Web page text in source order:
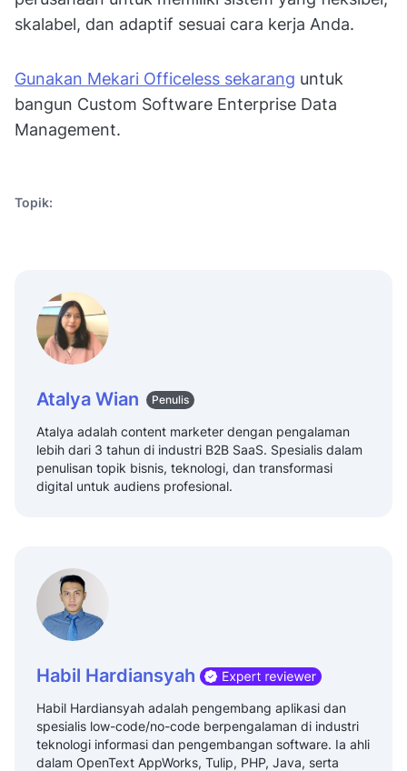
skalabel, dan adaptif sesuai cara kerja Anda.
Gunakan Mekari Officeless sekarang untuk
bangun Custom Software Enterprise Data
Management.
Topik:
Atalya Wian Penulis
Atalya adalah content marketer dengan pengalaman
lebih dari 3 tahun di industri B2B SaaS. Spesialis dalam
penulisan topik bisnis, teknologi, dan transformasi
digital untuk audiens profesional.
Habil Hardiansyah
Habil Hardiansyah adalah pengembang aplikasi dan
spesialis low-code/no-code berpengalaman di industri
teknologi informasi dan pengembangan software. Ia ahli
dalam OpenText AppWorks, Tulip, PHP, Java, serta